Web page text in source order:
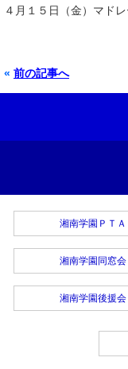
４月１５日（金）マド
« 前の記事へ
湘南学園ＰＴＡ
湘南学園同窓会
湘南学園後援会